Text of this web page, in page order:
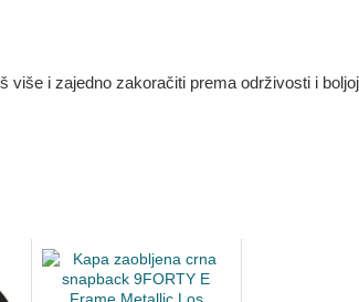
više i zajedno zakoračiti prema održivosti i